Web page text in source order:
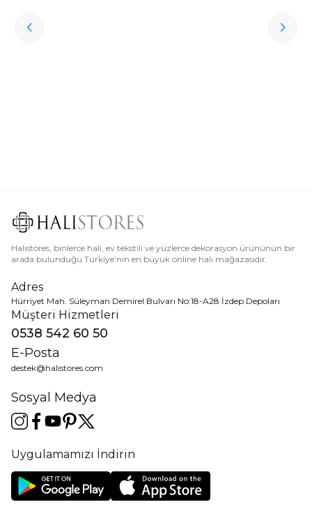
Halıstores, binlerce halı, ev tekstili ve yüzlerce dekorasyon ürününün bir
arada bulunduğu Türkiye’nin en büyük online halı mağazasıdır.
Adres
Hürriyet Mah. Süleyman Demirel Bulvarı No:18-A28 İzdep Depoları
Müşteri Hizmetleri
0538 542 60 50
E-Posta
destek@halistores.com
Sosyal Medya
Uygulamamızı İndirin